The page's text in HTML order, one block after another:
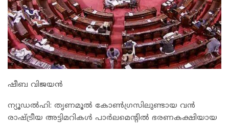
ഷീബ വിജയൻ
ന്യൂഡൽഹി: തൃണമൂൽ കോൺഗ്രസിലുണ്ടായ വൻ
രാഷ്ട്രീയ അട്ടിമറികൾ പാർലമെന്റിൽ ഭരണകക്ഷിയായ